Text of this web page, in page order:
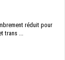
réduit pour
trans ...